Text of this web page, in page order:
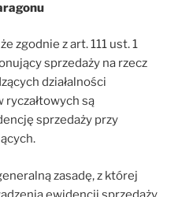
zgodnie z art. 111 ust. 1
sprzedaży na rzecz
działalności
są
sprzedaży przy
zasadę, z której